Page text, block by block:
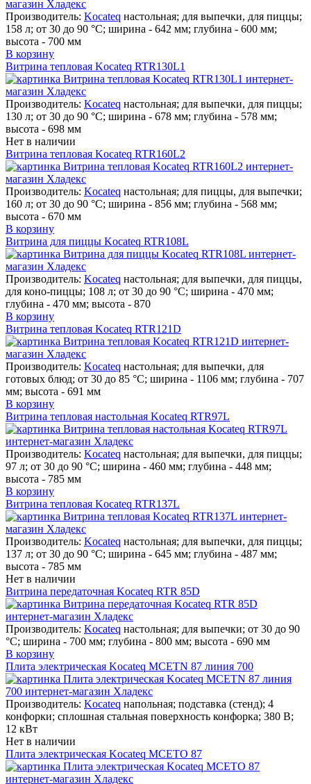
Производитель: Kocateq настольная; для выпечки, для пиццы;
158 л; от 30 до 90 °C; ширина - 642 мм; глубина - 600 мм;
высота - 700 мм
В корзину
Витрина тепловая Kocateq RTR130L1
Производитель: Kocateq настольная; для выпечки, для пиццы;
130 л; от 30 до 90 °C; ширина - 678 мм; глубина - 578 мм;
высота - 698 мм
Нет в наличии
Витрина тепловая Kocateq RTR160L2
Производитель: Kocateq настольная; для пиццы, для выпечки;
160 л; от 30 до 90 °C; ширина - 856 мм; глубина - 568 мм;
высота - 670 мм
В корзину
Витрина для пиццы Kocateq RTR108L
Производитель: Kocateq настольная; для выпечки, для пиццы,
для коно-пиццы; 108 л; от 30 до 90 °C; ширина - 470 мм;
глубина - 470 мм; высота - 870
В корзину
Витрина тепловая Kocateq RTR121D
Производитель: Kocateq настольная; для выпечки, для
готовых блюд; от 30 до 85 °C; ширина - 1106 мм; глубина - 707
мм; высота - 691 мм
В корзину
Витрина тепловая настольная Kocateq RTR97L
Производитель: Kocateq настольная; для выпечки, для пиццы;
97 л; от 30 до 90 °C; ширина - 460 мм; глубина - 448 мм;
высота - 785 мм
В корзину
Витрина тепловая Kocateq RTR137L
Производитель: Kocateq настольная; для выпечки, для пиццы;
137 л; от 30 до 90 °C; ширина - 645 мм; глубина - 487 мм;
высота - 785 мм
Нет в наличии
Витрина передаточная Kocateq RTR 85D
Производитель: Kocateq настольная; для выпечки; от 30 до 90
°C; ширина - 700 мм; глубина - 800 мм; высота - 690 мм
В корзину
Плита электрическая Kocateq MCETN 87 линия 700
Производитель: Kocateq напольная; подставка (стенд); 4
конфорки; сплошная стальная поверхность конфорка; 380 В;
12 кВт
Нет в наличии
Плита электрическая Kocateq MCETO 87